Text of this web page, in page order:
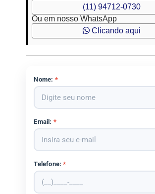
(11) 94712-0730
Ou em nosso WhatsApp
Clicando aqui
Nome: *
Email: *
Telefone:*